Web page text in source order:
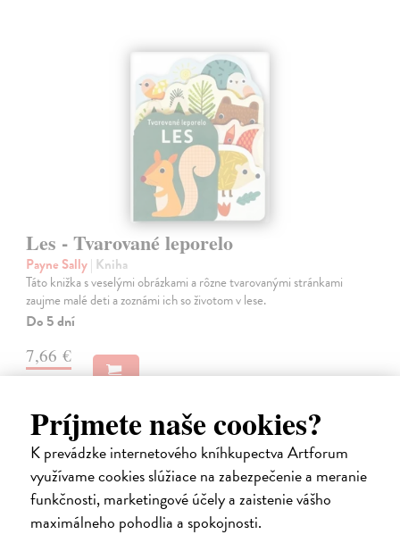
Príjmete naše cookies?
K prevádzke internetového kníhkupectva Artforum
využívame cookies slúžiace na zabezpečenie a meranie
funkčnosti, marketingové účely a zaistenie vášho
maximálneho pohodlia a spokojnosti.
Les - Tvarované leporelo
Payne Sally| Kniha
Táto knižka s veselými obrázkami a rôzne tvarovanými stránkami
zaujme malé deti a zoznámi ich so životom v lese.
Do 5 dní
7,66 €